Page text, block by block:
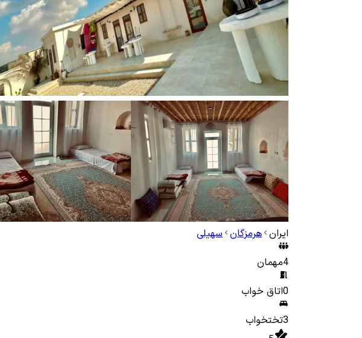
ایران هرمزگان سهیلی
4مهمان
0اتاق خواب
3تختخواب